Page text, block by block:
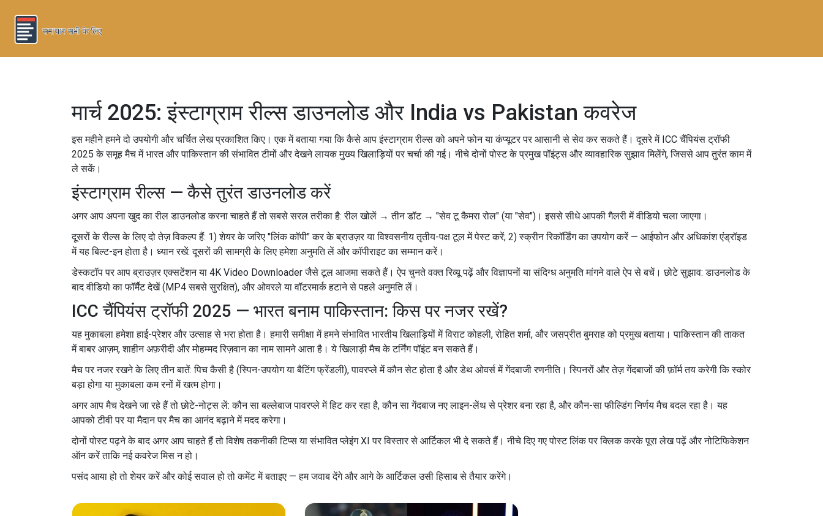
मार्च 2025: इंस्टाग्राम रील्स डाउनलोड और India vs Pakistan कवरेज
इस महीने हमने दो उपयोगी और चर्चित लेख प्रकाशित किए। एक में बताया गया कि कैसे आप इंस्टाग्राम रील्स को अपने फोन या कंप्यूटर पर आसानी से सेव कर सकते हैं। दूसरे में ICC चैंपियंस ट्रॉफी
2025 के समूह मैच में भारत और पाकिस्तान की संभावित टीमों और देखने लायक मुख्य खिलाड़ियों पर चर्चा की गई। नीचे दोनों पोस्ट के प्रमुख पॉइंट्स और व्यावहारिक सुझाव मिलेंगे, जिससे आप तुरंत काम में
ले सकें।
इंस्टाग्राम रील्स — कैसे तुरंत डाउनलोड करें
अगर आप अपना खुद का रील डाउनलोड करना चाहते हैं तो सबसे सरल तरीका है: रील खोलें → तीन डॉट → "सेव टू कैमरा रोल" (या "सेव")। इससे सीधे आपकी गैलरी में वीडियो चला जाएगा।
दूसरों के रील्स के लिए दो तेज़ विकल्प हैं: 1) शेयर के जरिए "लिंक कॉपी" कर के ब्राउज़र या विश्वसनीय तृतीय-पक्ष टूल में पेस्ट करें; 2) स्क्रीन रिकॉर्डिंग का उपयोग करें — आईफोन और अधिकांश एंड्रॉइड
में यह बिल्ट-इन होता है। ध्यान रखें: दूसरों की सामग्री के लिए हमेशा अनुमति लें और कॉपीराइट का सम्मान करें।
डेस्कटॉप पर आप ब्राउज़र एक्सटेंशन या 4K Video Downloader जैसे टूल आजमा सकते हैं। ऐप चुनते वक्त रिव्यू पढ़ें और विज्ञापनों या संदिग्ध अनुमति मांगने वाले ऐप से बचें। छोटे सुझाव: डाउनलोड के
बाद वीडियो का फॉर्मैट देखें (MP4 सबसे सुरक्षित), और ओवरले या वॉटरमार्क हटाने से पहले अनुमति लें।
ICC चैंपियंस ट्रॉफी 2025 — भारत बनाम पाकिस्तान: किस पर नजर रखें?
यह मुकाबला हमेशा हाई-प्रेशर और उत्साह से भरा होता है। हमारी समीक्षा में हमने संभावित भारतीय खिलाड़ियों में विराट कोहली, रोहित शर्मा, और जसप्रीत बुमराह को प्रमुख बताया। पाकिस्तान की ताकत
में बाबर आज़म, शाहीन अफ़रीदी और मोहम्मद रिज़वान का नाम सामने आता है। ये खिलाड़ी मैच के टर्निंग पॉइंट बन सकते हैं।
मैच पर नजर रखने के लिए तीन बातें: पिच कैसी है (स्पिन-उपयोग या बैटिंग फ्रेंडली), पावरप्ले में कौन सेट होता है और डेथ ओवर्स में गेंदबाजी रणनीति। स्पिनरों और तेज़ गेंदबाजों की फ़ॉर्म तय करेगी कि स्कोर
बड़ा होगा या मुकाबला कम रनों में खत्म होगा।
अगर आप मैच देखने जा रहे हैं तो छोटे-नोट्स लें: कौन सा बल्लेबाज पावरप्ले में हिट कर रहा है, कौन सा गेंदबाज नए लाइन-लेंथ से प्रेशर बना रहा है, और कौन-सा फील्डिंग निर्णय मैच बदल रहा है। यह
आपको टीवी पर या मैदान पर मैच का आनंद बढ़ाने में मदद करेगा।
दोनों पोस्ट पढ़ने के बाद अगर आप चाहते हैं तो विशेष तकनीकी टिप्स या संभावित प्लेइंग XI पर विस्तार से आर्टिकल भी दे सकते हैं। नीचे दिए गए पोस्ट लिंक पर क्लिक करके पूरा लेख पढ़ें और नोटिफिकेशन
ऑन करें ताकि नई कवरेज मिस न हो।
पसंद आया हो तो शेयर करें और कोई सवाल हो तो कमेंट में बताइए — हम जवाब देंगे और आगे के आर्टिकल उसी हिसाब से तैयार करेंगे।